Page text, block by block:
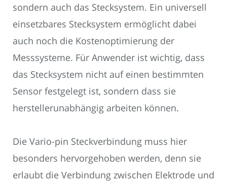
sondern auch das Stecksystem. Ein universell
einsetzbares Stecksystem ermöglicht dabei
auch noch die Kostenoptimierung der
Messsysteme. Für Anwender ist wichtig, dass
das Stecksystem nicht auf einen bestimmten
Sensor festgelegt ist, sondern dass sie
herstellerunabhängig arbeiten können.
Die Vario-pin Steckverbindung muss hier
besonders hervorgehoben werden, denn sie
erlaubt die Verbindung zwischen Elektrode und